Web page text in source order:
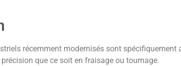
récemment modernisés sont spécifiquement
que ce soit en fraisage ou tournage.